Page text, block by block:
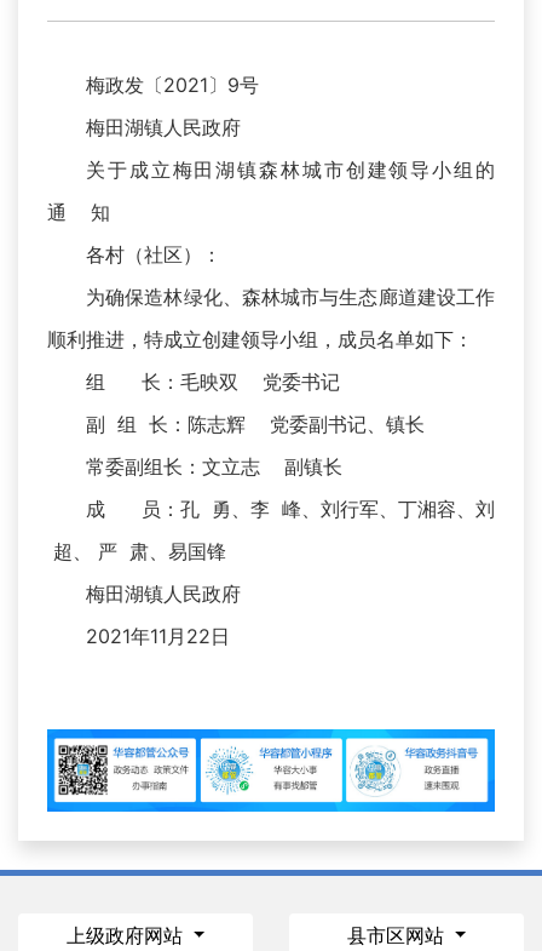
梅政发〔2021〕9号
梅田湖镇人民政府
关于成立梅田湖镇森林城市创建领导小组的
通 知
各村（社区）：
为确保造林绿化、森林城市与生态廊道建设工作
顺利推进，特成立创建领导小组，成员名单如下：
组 长：毛映双 党委书记
副 组 长：陈志辉 党委副书记、镇长
常委副组长：文立志 副镇长
成 员：孔 勇、李 峰、刘行军、丁湘容、刘
超、 严 肃、易国锋
梅田湖镇人民政府
2021年11月22日
上级政府网站 县市区网站